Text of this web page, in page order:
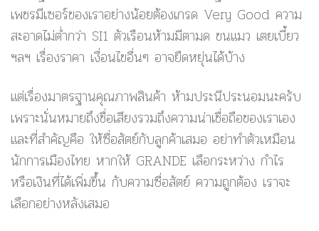
เพชรมีเซอร์ของเราอย่างน้อยต้องเกรด Very Good ความ
สะอาดไม่ต่ำกว่า SI1 ตัวเรือนห้ามมีตามด ขนแมว เตยเบี้ยว
ฯลฯ เรื่องราคา เงื่อนไขอื่นๆ อาจยืดหยุ่นได้บ้าง
แต่เรื่องมาตรฐานคุณภาพสินค้า ห้ามประนีประนอมนะครับ
เพราะนั่นหมายถึงชื่อเสียงรวมถึงความน่าเชื่อถือของเราเอง
และที่สำคัญคือ ให้ซื่อสัตย์กับลูกค้าเสมอ อย่าทำตัวเหมือน
นักการเมืองไทย หากให้ GRANDE เลือกระหว่าง กำไร
หรือเงินที่ได้เพิ่มขึ้น กับความซื่อสัตย์ ความถูกต้อง เราจะ
เลือกอย่างหลังเสมอ